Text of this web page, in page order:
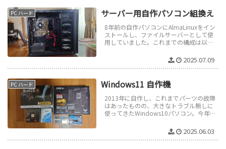
PC ハード サーバー用自作パソコン組換え
8年前の自作パソコンにAlmaLinuxをイン
ストールし、ファイルサーバーとして使
用していました。これまでの構成は以下
2025.07.09
PC ハード Windows11 自作機
2013年に自作し、これまでパーツの故障
はあったものの、大きなトラブル無しに
使ってきたWindows10パソコン。今年10
回３年ぶりに自作機にチ...
2025.06.03